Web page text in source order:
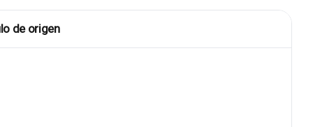
de origen